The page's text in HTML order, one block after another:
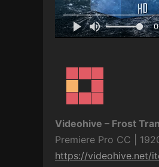
Videohive – Frost
Premiere Pro CC |
https://videohive.net/